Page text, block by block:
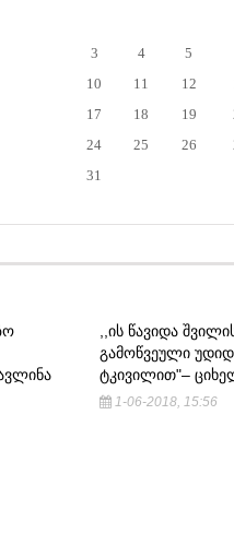
3
4 5
10
11 12
17
18 19
24
25 26
31
,,ᲘᲡ ᲬᲐᲕᲘᲓᲐ
ᲒᲐᲛᲝᲬᲕᲔᲣᲚᲘ
ᲢᲙᲘᲕᲘᲚᲘᲗ"–
1-06-2018, 15:56